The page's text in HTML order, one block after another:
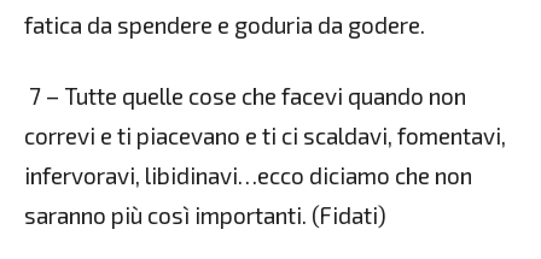
fatica da spendere e goduria da godere.
7 – Tutte quelle cose che facevi quando non
correvi e ti piacevano e ti ci scaldavi, fomentavi,
infervoravi, libidinavi…ecco diciamo che non
saranno più così importanti. (Fidati)